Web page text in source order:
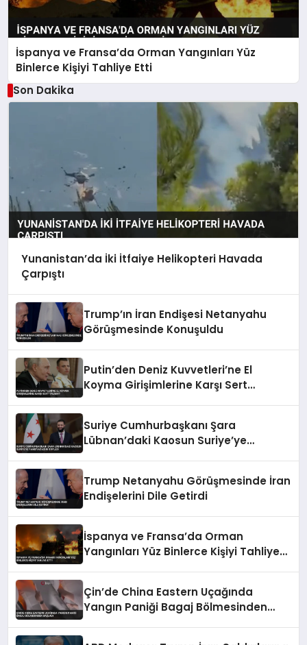
İspanya ve Fransa’da Orman Yangınları Yüz
Binlerce Kişiyi Tahliye Etti
Son Dakika
Yunanistan’da İki İtfaiye Helikopteri Havada
Çarpıştı
Trump’ın İran Endişesi Netanyahu
Görüşmesinde Konuşuldu
Putin’den Deniz Kuvvetleri’ne El
Koyma Girişimlerine Karşı Sert
Suriye Cumhurbaşkanı Şara
Lübnan’daki Kaosun Suriye’ye
Trump Netanyahu Görüşmesinde İran
Endişelerini Dile Getirdi
İspanya ve Fransa’da Orman
Yangınları Yüz Binlerce Kişiyi Tahliye
Çin’de China Eastern Uçağında
Yangın Paniği Bagaj Bölmesinden